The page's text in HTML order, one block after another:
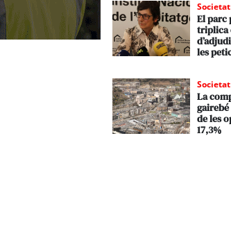
Societat
El parc
triplica
les
Societat
La
de les
17,3%